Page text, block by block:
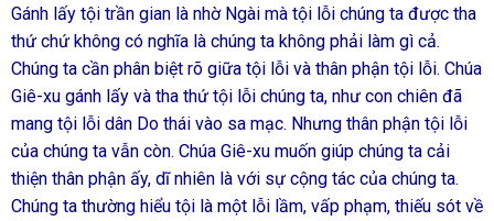
Gánh lấy tội trần gian là nhờ Ngài mà tội lỗi chúng ta được tha
thứ chứ không có nghĩa là chúng ta không phải làm gì cả.
Chúng ta cần phân biệt rõ giữa tội lỗi và thân phận tội lỗi. Chúa
Giê-xu gánh lấy và tha thứ tội lỗi chúng ta, như con chiên đã
mang tội lỗi dân Do thái vào sa mạc. Nhưng thân phận tội lỗi
của chúng ta vẫn còn. Chúa Giê-xu muốn giúp chúng ta cải
thiện thân phận ấy, dĩ nhiên là với sự cộng tác của chúng ta.
Chúng ta thường hiểu tội là một lỗi lầm, vấp phạm, thiếu sót về